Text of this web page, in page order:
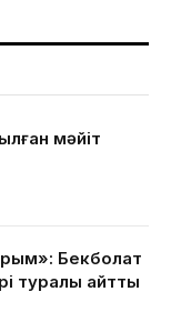
мәйіт
Бекболат
туралы айтты